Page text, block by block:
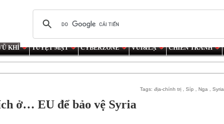
KHÍ TUYỆT MẬT CYBERZONE VUI&LẠ CHIẾN TRANH
Tags:địa-chính trị ,Síp ,Nga ,Syria
ở… EU để bảo vệ Syria